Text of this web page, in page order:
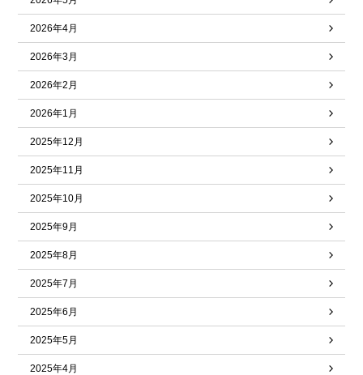
2026年4月
2026年3月
2026年2月
2026年1月
2025年12月
2025年11月
2025年10月
2025年9月
2025年8月
2025年7月
2025年6月
2025年5月
2025年4月